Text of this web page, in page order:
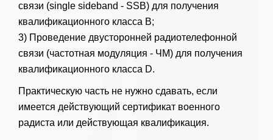
связи (single sideband - SSB) для получения
квалификационного класса B;
3) Проведение двусторонней радиотелефонной
связи (частотная модуляция - ЧМ) для получения
квалификационного класса D.
Практическую часть не нужно сдавать, если
имеется действующий сертификат военного
радиста или действующая квалификация.